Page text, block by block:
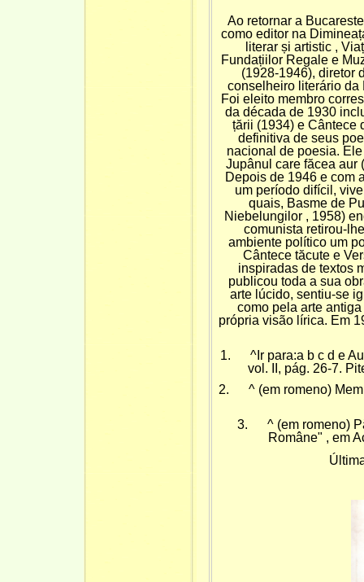
Ao retornar a
como editor na
literar și artistic ,
Fundațiilor Regale e
(1928-1946), diretor
conselheiro literário da
Foi eleito membro
da década de 1930
țării (1934) e Cântece
definitiva de seus
nacional de poesia.
Jupânul care făcea aur
Depois de 1946 e com
um período difícil,
quais, Basme de
Niebelungilor , 1958)
comunista retirou-
ambiente político um
Cântece tăcute e
inspiradas de textos
publicou toda a sua
arte lúcido, sentiu-se
como pela arte
própria visão lírica. Em
1. ^Ir para:a b c d e
vol. II, pág. 26-7.
2. ^ (em romeno)
3. ^ (em romeno)
Române" , em